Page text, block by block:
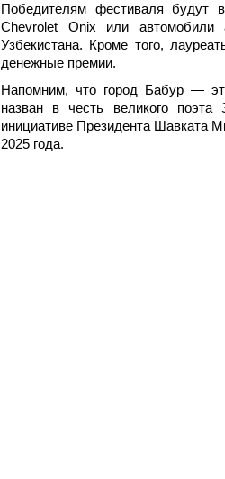
Победителям фестиваля будут
Chevrolet Onix или автомобили
Узбекистана. Кроме того,
денежные премии.
Напомним, что город Бабур —
назван в честь великого
инициативе Президента Шавката
2025 года.